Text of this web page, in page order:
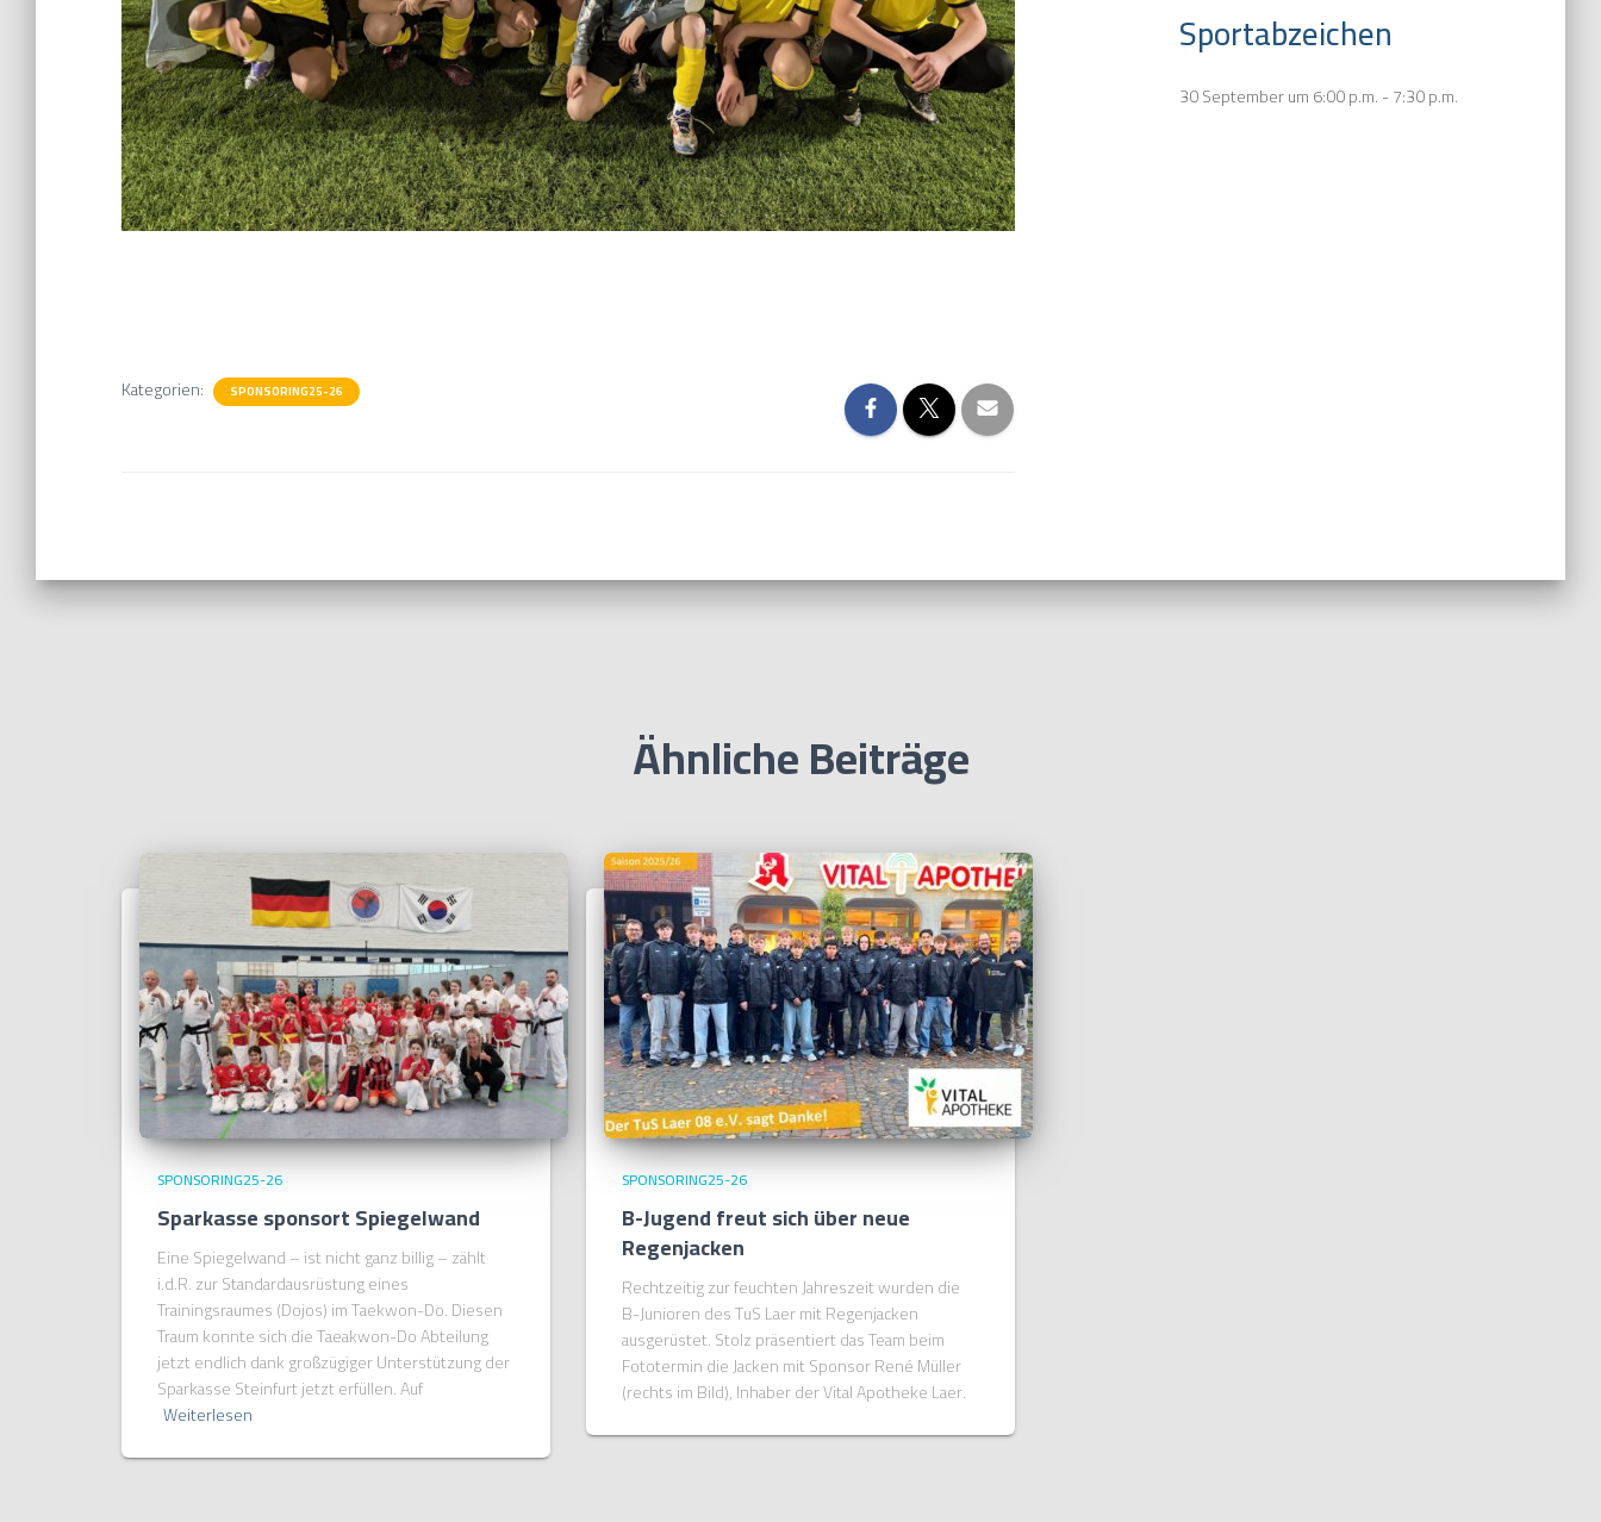
Kategorien: SPONSORING25-26
Sportabzeichen
30 September um 6:00 p.m.-7:30 p.m.
Ähnliche Beiträge
SPONSORING25-26
Sparkasse sponsort Spiegelwand
Eine Spiegelwand – ist nicht ganz billig – zählt
i.d.R. zur Standardausrüstung eines
Trainingsraumes (Dojos) im Taekwon-Do. Diesen
Traum konnte sich die Taeakwon-Do Abteilung
jetzt endlich dank großzügiger Unterstützung der
Sparkasse Steinfurt jetzt erfüllen. Auf
Weiterlesen
SPONSORING25-26
B-Jugend freut sich über neue
Regenjacken
Rechtzeitig zur feuchten Jahreszeit wurden die
B-Junioren des TuS Laer mit Regenjacken
ausgerüstet. Stolz präsentiert das Team beim
Fototermin die Jacken mit Sponsor René Müller
(rechts im Bild), Inhaber der Vital Apotheke Laer.